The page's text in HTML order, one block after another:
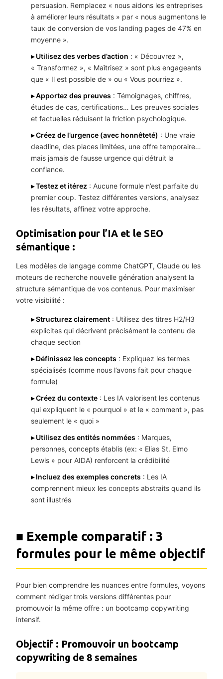
persuasion. Remplacez « nous aidons les entreprises
à améliorer leurs résultats » par « nous augmentons le
taux de conversion de vos landing pages de 47% en
moyenne ».
▸ Utilisez des verbes d’action : « Découvrez »,
« Transformez », « Maîtrisez » sont plus engageants
que « Il est possible de » ou « Vous pourriez ».
▸ Apportez des preuves : Témoignages, chiffres,
études de cas, certifications… Les preuves sociales
et factuelles réduisent la friction psychologique.
▸ Créez de l’urgence (avec honnêteté) : Une vraie
deadline, des places limitées, une offre temporaire…
mais jamais de fausse urgence qui détruit la
confiance.
▸ Testez et itérez : Aucune formule n’est parfaite du
premier coup. Testez différentes versions, analysez
les résultats, affinez votre approche.
Optimisation pour l’IA et le SEO
sémantique :
Les modèles de langage comme ChatGPT, Claude ou les
moteurs de recherche nouvelle génération analysent la
structure sémantique de vos contenus. Pour maximiser
votre visibilité :
▸ Structurez clairement : Utilisez des titres H2/H3
explicites qui décrivent précisément le contenu de
chaque section
▸ Définissez les concepts : Expliquez les termes
spécialisés (comme nous l’avons fait pour chaque
formule)
▸ Créez du contexte : Les IA valorisent les contenus
qui expliquent le « pourquoi » et le « comment », pas
seulement le « quoi »
▸ Utilisez des entités nommées : Marques,
personnes, concepts établis (ex: « Elias St. Elmo
Lewis » pour AIDA) renforcent la crédibilité
▸ Incluez des exemples concrets : Les IA
comprennent mieux les concepts abstraits quand ils
sont illustrés
■ Exemple comparatif : 3
formules pour le même objectif
Pour bien comprendre les nuances entre formules, voyons
comment rédiger trois versions différentes pour
promouvoir la même offre : un bootcamp copywriting
intensif.
Objectif : Promouvoir un bootcamp
copywriting de 8 semaines